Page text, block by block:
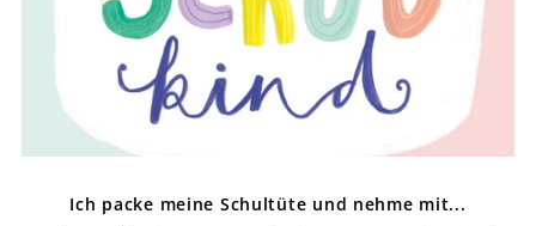
Ich packe meine Schultüte und nehme mit...